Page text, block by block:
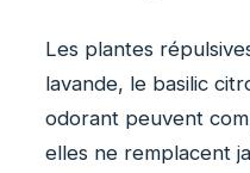
Les plantes
lavande, le basilic
odorant peuvent
elles ne remplacent